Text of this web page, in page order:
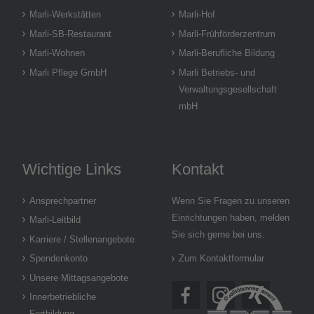
Marli-Werkstätten
Marli-Hof
Marli-SB-Restaurant
Marli-Frühförderzentrum
Marli-Wohnen
Marli-Berufliche Bildung
Marli Pflege GmbH
Marli Betriebs- und
Verwaltungsgesellschaft
mbH
Wichtige Links
Ansprechpartner
Marli-Leitbild
Karriere / Stellenangebote
Spendenkonto
Unsere Mittagsangebote
Innerbetriebliche
Kontakt
Wenn Sie Fragen zu unseren
Einrichtungen haben, melden
Sie sich gerne bei uns.
Zum Kontaktformular